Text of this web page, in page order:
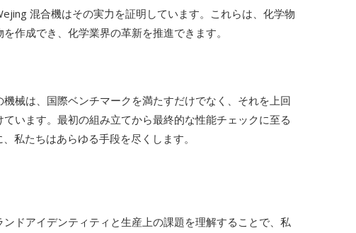
混合機はその実力を証明しています。これらは、化学物
作成でき、化学業界の革新を推進できます。
械は、国際ベンチマークを満たすだけでなく、それを上回
います。最初の組み立てから最終的な性能チェックに至る
私たちはあらゆる手段を尽くします。
ドアイデンティティと生産上の課題を理解することで、私